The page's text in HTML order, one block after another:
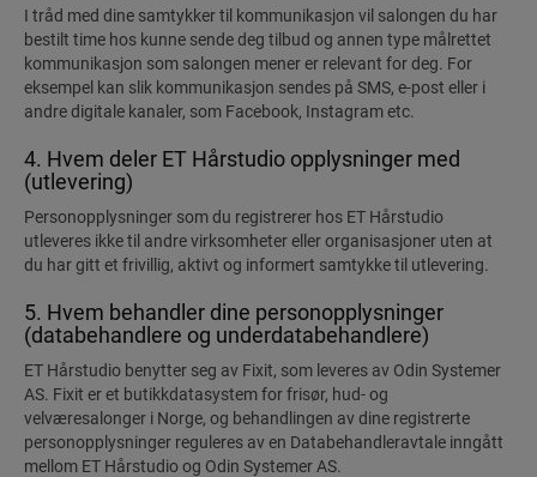
I tråd med dine samtykker til kommunikasjon vil salongen du har
bestilt time hos kunne sende deg tilbud og annen type målrettet
kommunikasjon som salongen mener er relevant for deg. For
eksempel kan slik kommunikasjon sendes på SMS, e-post eller i
andre digitale kanaler, som Facebook, Instagram etc.
4. Hvem deler ET Hårstudio opplysninger med
(utlevering)
Personopplysninger som du registrerer hos ET Hårstudio
utleveres ikke til andre virksomheter eller organisasjoner uten at
du har gitt et frivillig, aktivt og informert samtykke til utlevering.
5. Hvem behandler dine personopplysninger
(databehandlere og underdatabehandlere)
ET Hårstudio benytter seg av Fixit, som leveres av Odin Systemer
AS. Fixit er et butikkdatasystem for frisør, hud- og
velværesalonger i Norge, og behandlingen av dine registrerte
personopplysninger reguleres av en Databehandleravtale inngått
mellom ET Hårstudio og Odin Systemer AS.